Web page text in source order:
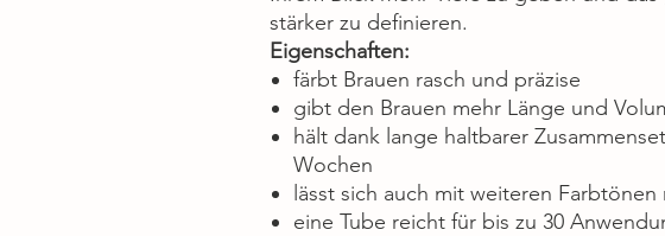
stärker zu definieren.
Eigenschaften:
färbt Brauen rasch und präzise
gibt den Brauen mehr Länge und
hält dank lange haltbarer
Wochen
lässt sich auch mit weiteren Farbtönen
eine Tube reicht für bis zu 30